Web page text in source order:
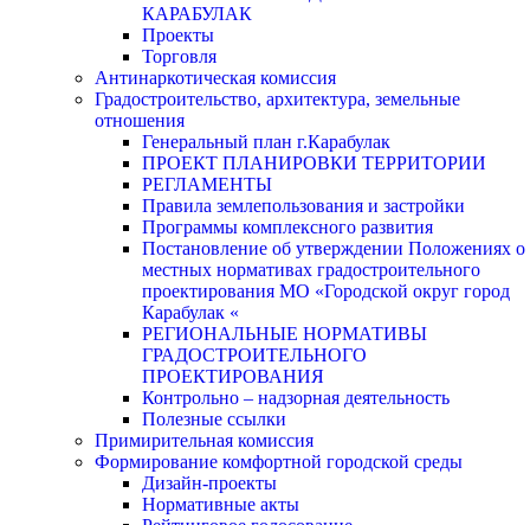
КАРАБУЛАК
Проекты
Торговля
Антинаркотическая комиссия
Градостроительство, архитектура, земельные
отношения
Генеральный план г.Карабулак
ПРОЕКТ ПЛАНИРОВКИ ТЕРРИТОРИИ
РЕГЛАМЕНТЫ
Правила землепользования и застройки
Программы комплексного развития
Постановление об утверждении Положениях о
местных нормативах градостроительного
проектирования МО «Городской округ город
Карабулак «
РЕГИОНАЛЬНЫЕ НОРМАТИВЫ
ГРАДОСТРОИТЕЛЬНОГО
ПРОЕКТИРОВАНИЯ
Контрольно – надзорная деятельность
Полезные ссылки
Примирительная комиссия
Формирование комфортной городской среды
Дизайн-проекты
Нормативные акты